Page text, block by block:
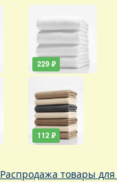
229 ₽
112 ₽
Распродажа товары